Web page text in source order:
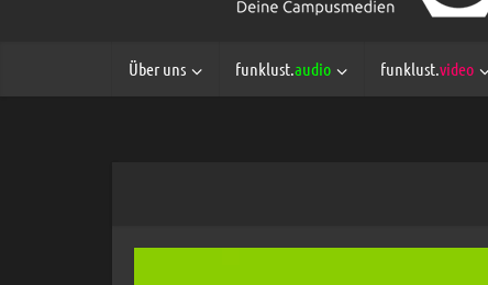
Über uns funklust.audio funklust.video